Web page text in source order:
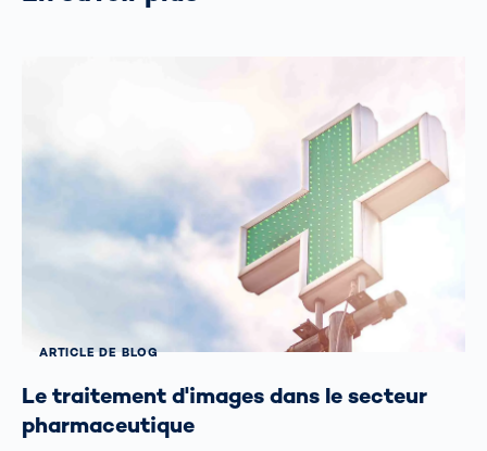
ARTICLE DE BLOG
Le traitement d'images dans le secteur
pharmaceutique